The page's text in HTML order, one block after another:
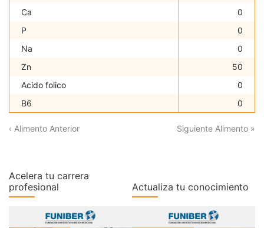
Ca
0
P
0
Na
0
Zn
50
Acido folico
0
B6
0
‹ Alimento Anterior Siguiente Alimento »
Acelera tu carrera
profesional
Actualiza tu conocimiento